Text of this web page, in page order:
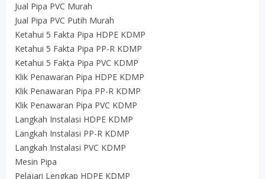
Jual Pipa PVC Murah
Jual Pipa PVC Putih Murah
Ketahui 5 Fakta Pipa HDPE KDMP
Ketahui 5 Fakta Pipa PP-R KDMP
Ketahui 5 Fakta Pipa PVC KDMP
Klik Penawaran Pipa HDPE KDMP
Klik Penawaran Pipa PP-R KDMP
Klik Penawaran Pipa PVC KDMP
Langkah Instalasi HDPE KDMP
Langkah Instalasi PP-R KDMP
Langkah Instalasi PVC KDMP
Mesin Pipa
Pelajari Lengkap HDPE KDMP